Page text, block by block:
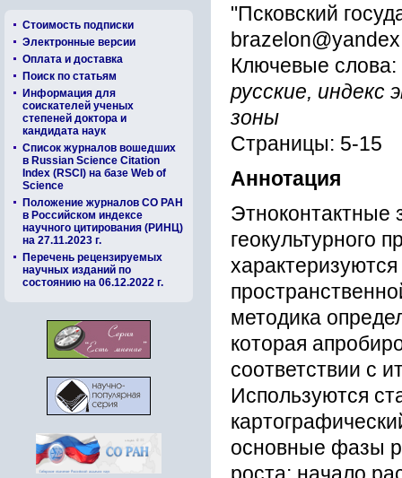
Стоимость подписки
Электронные версии
Оплата и доставка
Поиск по статьям
Информация для
соискателей ученых
степеней доктора и
кандидата наук
Список журналов вошедших
в Russian Science Citation
Index (RSCI) на базе Web of
Science
Положение журналов СО РАН
в Российском индексе
научного цитирования (РИНЦ)
на 27.11.2023 г.
Перечень рецензируемых
научных изданий по
состоянию на 06.12.2022 г.
"Псковский
Ключевые слова:
русские,
зоны
Страницы: 5-15
Аннотация
Этноконтактные
геокультурного
методика
которая
соответствии с
Используются
основные фазы